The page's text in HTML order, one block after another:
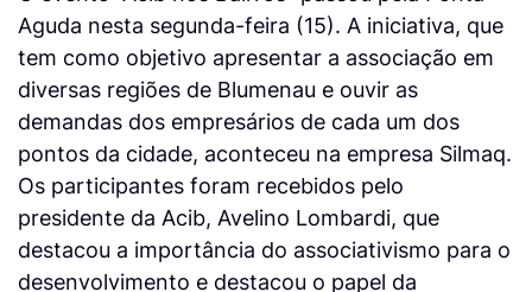
Aguda nesta segunda-feira (15). A iniciativa, que
tem como objetivo apresentar a associação em
diversas regiões de Blumenau e ouvir as
demandas dos empresários de cada um dos
pontos da cidade, aconteceu na empresa Silmaq.
Os participantes foram recebidos pelo
presidente da Acib, Avelino Lombardi, que
destacou a importância do associativismo para o
desenvolvimento e destacou o papel da